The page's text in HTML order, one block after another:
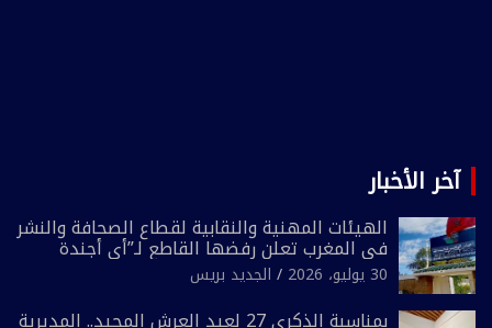
آخر الأخبار
الهيئات المهنية والنقابية لقطاع الصحافة والنشر
في المغرب تعلن رفضها القاطع لـ”أي أجندة
انتخابية مُعدة على مقاس سياسي ومصلحي
ضيق”
30 يوليو، 2026 الجديد بريس
بمناسبة الذكرى 27 لعيد العرش المجيد.. المديرية